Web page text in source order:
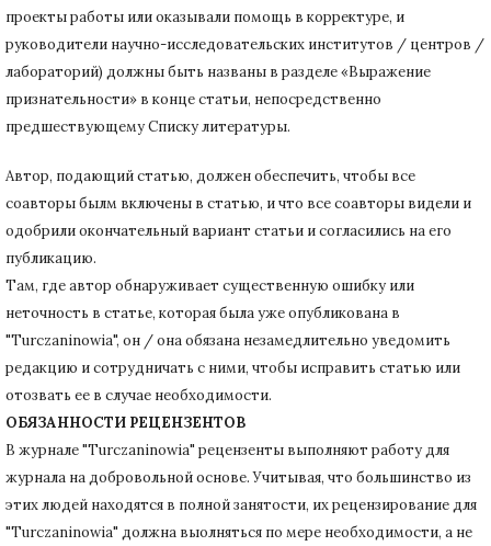
проекты работы или оказывали помощь в корректуре, и
руководители научно-исследовательских институтов / центров /
лабораторий) должны быть названы в разделе «Выражение
признательности» в конце статьи, непосредственно
предшествующему Списку литературы.
Автор, подающий статью, должен обеспечить, чтобы все
соавторы былм включены в статью, и что все соавторы видели и
одобрили окончательный вариант статьи и согласились на его
публикацию.
Там, где автор обнаруживает существенную ошибку или
неточность в статье, которая была уже опубликована в
"Turczaninowia", он / она обязана незамедлительно уведомить
редакцию и сотрудничать с ними, чтобы исправить статью или
отозвать ее в случае необходимости.
ОБЯЗАННОСТИ РЕЦЕНЗЕНТОВ
В журнале "Turczaninowia" рецензенты выполняют работу для
журнала на добровольной основе.Учитывая, что большинство из
этих людей находятся в полной занятости, их рецензирование для
"Turczaninowia" должна выолняться по мере необходимости, а не